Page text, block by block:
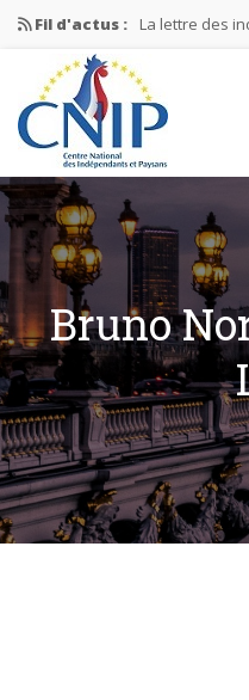
Fil d'actus : La lettre des
La lettre des
La lettre des
Mission
La lettre des
Bruno